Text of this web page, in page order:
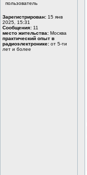
пользователь
Зарегистрирован: 15 янв
2025, 15:31
Сообщения: 11
место жительства: Москва
практический опыт в
радиоэлектронике: от 5-ти
лет и более